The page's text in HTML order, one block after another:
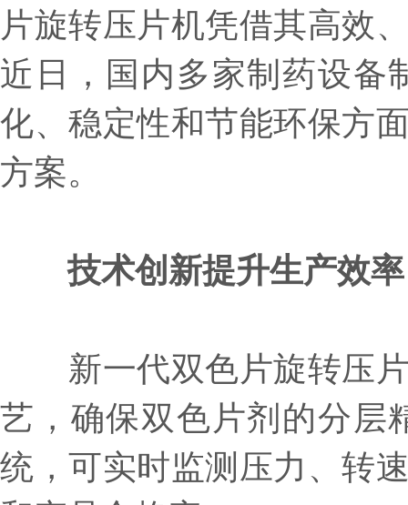
片旋转压片机凭借其高效
近日，国内多家制药设备
化、稳定性和节能环保方
方案。
技术创新提升生产效率‌
新一代双色片旋转压片
艺，确保双色片剂的分层
统，可实时监测压力、转